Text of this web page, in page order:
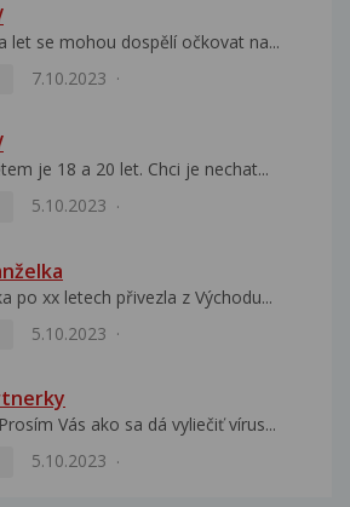
let se mohou dospělí očkovat na...
7.10.2023
je 18 a 20 let. Chci je nechat...
5.10.2023
po xx letech přivezla z Východu...
5.10.2023
Vás ako sa dá vyliečiť vírus...
5.10.2023